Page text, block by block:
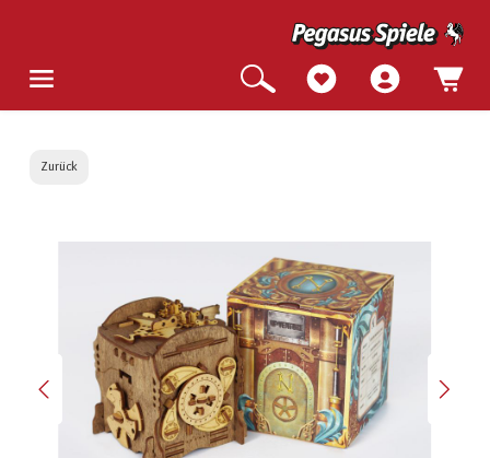
Zurück